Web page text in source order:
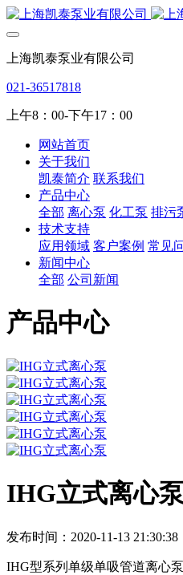
上海凯泰泵业有限公司
021-36517818
上午8：00-下午17：00
网站首页
关于我们
凯泰简介 联系我们
产品中心
全部 离心泵 化工泵 排污
技术支持
应用领域 客户案例 常见
新闻中心
全部 公司新闻
产品中心
IHG立式离心
发布时间：2020-11-13 21:30:38
IHG型系列单级单吸管道离心